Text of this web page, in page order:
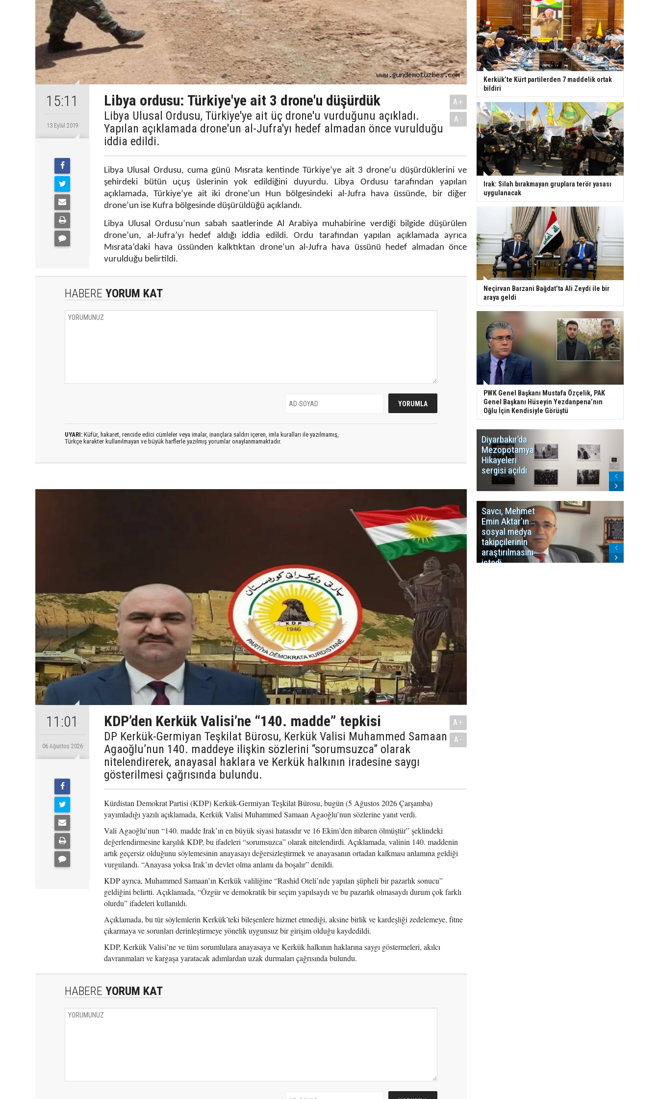
15:11
13 Eylül 2019
Libya ordusu: Türkiye'ye ait 3 drone'u düşürdük
Libya Ulusal Ordusu, Türkiye'ye ait üç drone'u vurduğunu açıkladı.
Yapılan açıklamada drone'un al-Jufra'yı hedef almadan önce vurulduğu
iddia edildi.
A+
A-
Libya Ulusal Ordusu, cuma günü Mısrata kentinde Türkiye’ye ait 3 drone’u düşürdüklerini ve
şehirdeki bütün uçuş üslerinin yok edildiğini duyurdu. Libya Ordusu tarafından yapılan
açıklamada, Türkiye’ye ait iki drone’un Hun bölgesindeki al-Jufra hava üssünde, bir diğer
drone’un ise Kufra bölgesinde düşürüldüğü açıklandı.
Libya Ulusal Ordusu’nun sabah saatlerinde Al Arabiya muhabirine verdiği bilgide düşürülen
drone’un, al-Jufra’yı hedef aldığı iddia edildi. Ordu tarafından yapılan açıklamada ayrıca
Mısrata’daki hava üssünden kalktıktan drone’un al-Jufra hava üssünü hedef almadan önce
vurulduğu belirtildi.
HABERE YORUM KAT
UYARI: Küfür, hakaret, rencide edici cümleler veya imalar, inançlara saldırı içeren, imla kuralları ile yazılmamış,
Türkçe karakter kullanılmayan ve büyük harflerle yazılmış yorumlar onaylanmamaktadır.
11:01
06 Ağustos 2026
KDP’den Kerkük Valisi’ne “140. madde” tepkisi
DP Kerkük-Germiyan Teşkilat Bürosu, Kerkük Valisi Muhammed Samaan
Agaoğlu’nun 140. maddeye ilişkin sözlerini “sorumsuzca” olarak
nitelendirerek, anayasal haklara ve Kerkük halkının iradesine saygı
gösterilmesi çağrısında bulundu.
A+
A-
Kürdistan Demokrat Partisi (KDP) Kerkük-Germiyan Teşkilat Bürosu, bugün (5 Ağustos 2026 Çarşamba)
yayımladığı yazılı açıklamada, Kerkük Valisi Muhammed Samaan Agaoğlu’nun sözlerine yanıt verdi.
Vali Agaoğlu’nun “140. madde Irak’ın en büyük siyasi hatasıdır ve 16 Ekim’den itibaren ölmüştür” şeklindeki
değerlendirmesine karşılık KDP, bu ifadeleri “sorumsuzca” olarak nitelendirdi. Açıklamada, valinin 140. maddenin
artık geçersiz olduğunu söylemesinin anayasayı değersizleştirmek ve anayasanın ortadan kalkması anlamına geldiği
vurgulandı. “Anayasa yoksa Irak’ın devlet olma anlamı da boşalır” denildi.
KDP ayrıca, Muhammed Samaan’ın Kerkük valiliğine “Rashid Oteli’nde yapılan şüpheli bir pazarlık sonucu”
geldiğini belirtti. Açıklamada, “Özgür ve demokratik bir seçim yapılsaydı ve bu pazarlık olmasaydı durum çok farklı
olurdu” ifadeleri kullanıldı.
Açıklamada, bu tür söylemlerin Kerkük’teki bileşenlere hizmet etmediği, aksine birlik ve kardeşliği zedelemeye, fitne
çıkarmaya ve sorunları derinleştirmeye yönelik uygunsuz bir girişim olduğu kaydedildi.
KDP, Kerkük Valisi’ne ve tüm sorumlulara anayasaya ve Kerkük halkının haklarına saygı göstermeleri, akılcı
davranmaları ve kargaşa yaratacak adımlardan uzak durmaları çağrısında bulundu.
HABERE YORUM KAT
Kerkük’te Kürt partilerden 7 maddelik ortak
bildiri
Irak: Silah bırakmayan gruplara terör yasası
uygulanacak
Neçirvan Barzani Bağdat’ta Ali Zeydi ile bir
araya geldi
PWK Genel Başkanı Mustafa Özçelik, PAK
Genel Başkanı Hüseyin Yezdanpena’nın
Oğlu İçin Kendisiyle Görüştü
Diyarbakır’da
Mezopotamya
Hikayeleri
sergisi açıldı
Savcı, Mehmet
Emin Aktar'ın
sosyal medya
takipçilerinin
araştırılmasını
istedi